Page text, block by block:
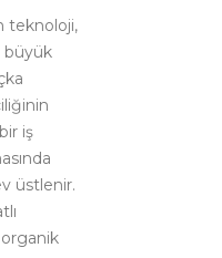
teknoloji,
büyük
iş
üstlenir.